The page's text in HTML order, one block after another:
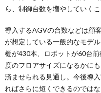
ら、制御台数を増やしていく
導入するAGVの台数などは顧
が想定している一般的なモデ
棚が430本、ロボットが60台
度のフロアサイズになるかに
済ませられる見通し。今後導
ればさらに短くできるのではな